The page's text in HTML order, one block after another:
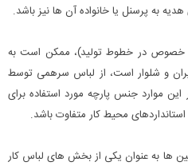
به پرسنل یا خانواده آن ها نیز باشد.
خصوص در خطوط تولید)، ممکن است به
و شلوار است، از لباس سرهمی توسط
این موارد جنس پارچه مورد استفاده برای
محیط کار متفاوت باشد.
ها به عنوان یکی از بخش های لباس کار